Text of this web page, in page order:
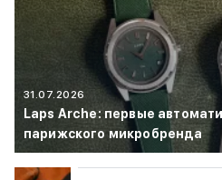
31.07.2026
Laps Arche: первые
парижского микробренда